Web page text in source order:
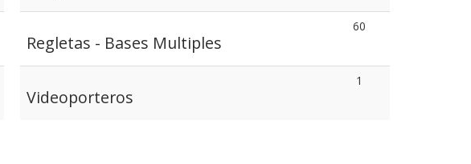
Regletas - Bases Multiples
60
Videoporteros
1